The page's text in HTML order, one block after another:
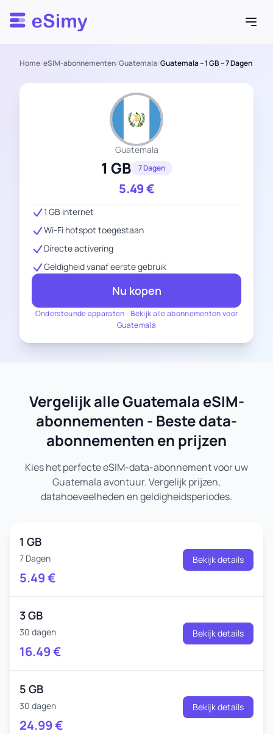
Esimy
Home/eSIM-abonnementen/Guatemala/Guatemala – 1 GB – 7 Dagen
Guatemala
1 GB 7 Dagen
5.49€
Ondersteunde apparaten -Bekijk alle abonnementen voor
Guatemala
1 GB internet
Wi-Fi hotspot toegestaan
Directe activering
Geldigheid vanaf eerste gebruik
Nu kopen
Vergelijk alle Guatemala eSIM-
abonnementen - Beste data-
abonnementen en prijzen
Kies het perfecte eSIM-data-abonnement voor uw
Guatemala avontuur. Vergelijk prijzen,
datahoeveelheden en geldigheidsperiodes.
1 GB
7 Dagen
5.49€
Bekijk details
3 GB
30 dagen
16.49€
Bekijk details
5 GB
30 dagen
24.99€
Bekijk details